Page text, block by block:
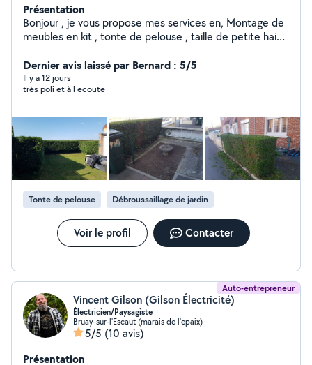
Présentation
Bonjour , je vous propose mes services en, Montage de
meubles en kit , tonte de pelouse , taille de petite haies
tapisserie , peinture , nettoyage de tombe , peinture
des gravures sur tombe , réparation d objets et
restauration , nettoyage trottoir et terrasse .etc ... Et
Dernier avis laissé par Bernard : 5/5
Il y a 12 jours
très poli et à l ecoute
Tonte de pelouse Débroussaillage de jardin
Voir le profil Contacter
Auto-entrepreneur
Vincent Gilson (Gilson Électricité)
Électricien/Paysagiste
Bruay-sur-l'Escaut (marais de l'epaix)
5/5 (10 avis)
Présentation